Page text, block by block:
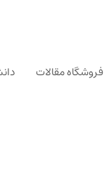
فروشگاه مقالات